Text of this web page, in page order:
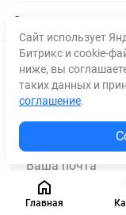
Главная
Стать партнером
Partnership
Подпишитесь
Сайт использует
Битрикс и cookie-
ниже, вы
таких данных и
соглашение.